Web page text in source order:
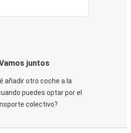
juntos
añadir otro coche a la
puedes optar por el
colectivo?